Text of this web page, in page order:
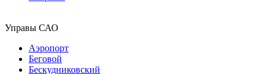
Управы САО
Аэропорт
Беговой
Бескудниковский